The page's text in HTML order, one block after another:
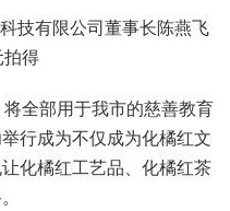
技有限公司董事长陈燕飞
得
全部用于我市的慈善教育
行成为不仅成为化橘红文
化橘红工艺品、化橘红茶